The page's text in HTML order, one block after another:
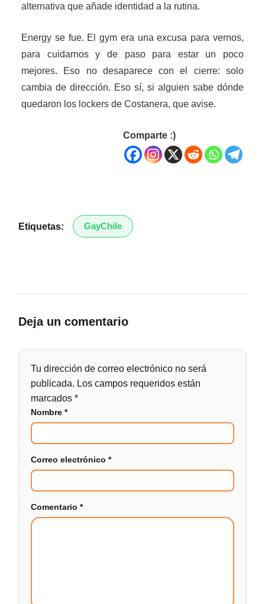
alternativa que añade identidad a la rutina.
Energy se fue. El gym era una excusa para vernos,
para cuidarnos y de paso para estar un poco
mejores. Eso no desaparece con el cierre: solo
cambia de dirección. Eso sí, si alguien sabe dónde
quedaron los lockers de Costanera, que avise.
Comparte :)
Etiquetas: GayChile
Deja un comentario
Tu dirección de correo electrónico no será
publicada. Los campos requeridos están
marcados*
Nombre*
Correo electrónico*
Comentario*